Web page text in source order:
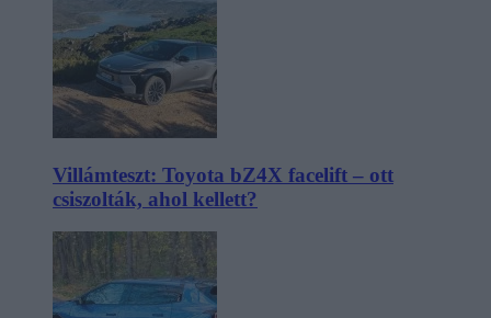
Villámteszt: Toyota bZ4X facelift – ott
csiszolták, ahol kellett?